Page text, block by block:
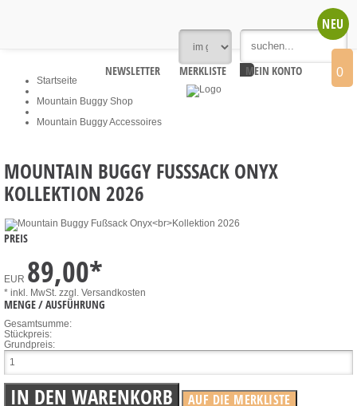
NEWSLETTER MERKLISTE MEIN KONTO 0
Startseite
Mountain Buggy Shop
Mountain Buggy Accessoires
MOUNTAIN BUGGY FUSSSACK ONYX
KOLLEKTION 2026
NEU
PREIS
EUR 89,00*
* inkl. MwSt. zzgl. Versandkosten
MENGE / AUSFÜHRUNG
Gesamtsumme:
Stückpreis:
Grundpreis: